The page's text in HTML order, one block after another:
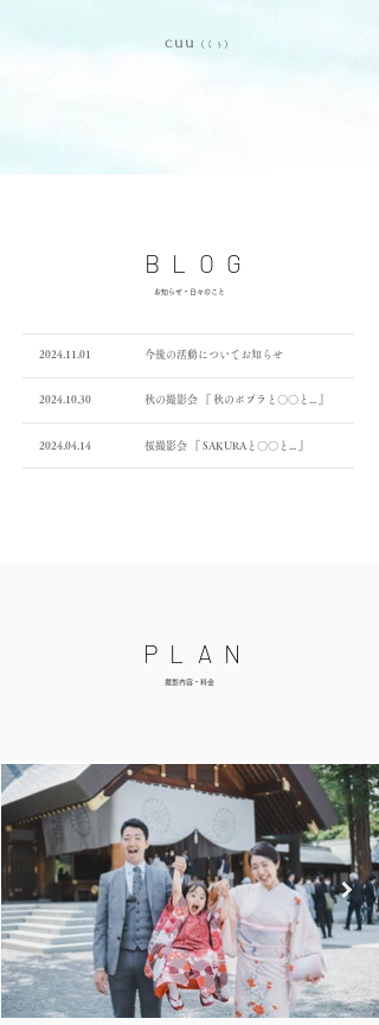
cuu （くぅ ）
BLOG
​お知らせ・日々のこと
​ 2024.11.01 今後の活動についてお知らせ
​ 2024.10.30 秋の撮影会 『 秋のポプラと〇〇と... 』
​ 2024.04.14 桜撮影会 『 SAKURAと〇〇と... 』
​PLAN
​撮影内容・料金